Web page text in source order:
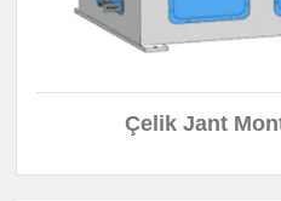
Çelik Jant